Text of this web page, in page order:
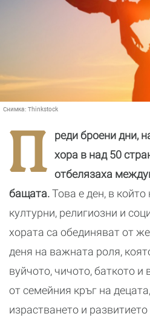
Снимка: Thinkstock
П
реди броени дни,
хора в над 50
отбелязаха
бащата.Това е ден, в
културни, религиозни и
хората са обединяват от
деня на важната роля,
вуйчото, чичото, баткото
от семейния кръг на
израстването и